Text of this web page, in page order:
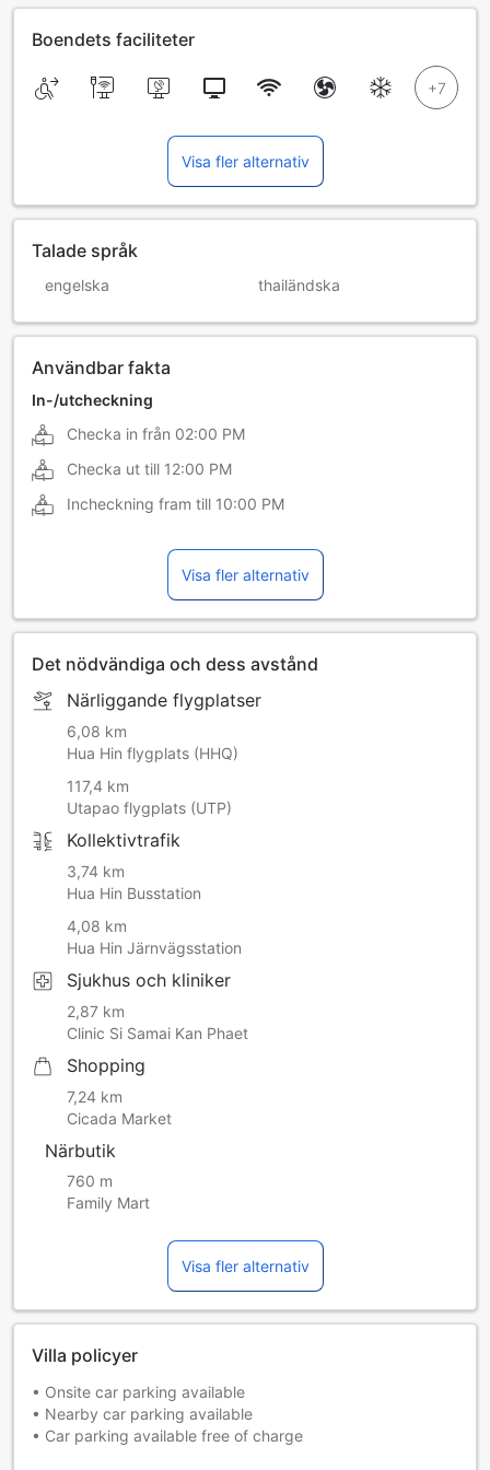
Boendets faciliteter
Visa fler alternativ
Talade språk
engelska thailändska
Användbar fakta
In-/utcheckning
Checka in från 02:00 PM
Checka ut till 12:00 PM
Incheckning fram till 10:00 PM
Visa fler alternativ
Det nödvändiga och dess avstånd
Närliggande flygplatser
6,08 km
Hua Hin flygplats (HHQ)
117,4 km
Utapao flygplats (UTP)
Kollektivtrafik
3,74 km
Hua Hin Busstation
4,08 km
Hua Hin Järnvägsstation
Sjukhus och kliniker
2,87 km
Clinic Si Samai Kan Phaet
Shopping
7,24 km
Cicada Market
Närbutik
760 m
Family Mart
Visa fler alternativ
Villa policyer
• Onsite car parking available
• Nearby car parking available
• Car parking available free of charge